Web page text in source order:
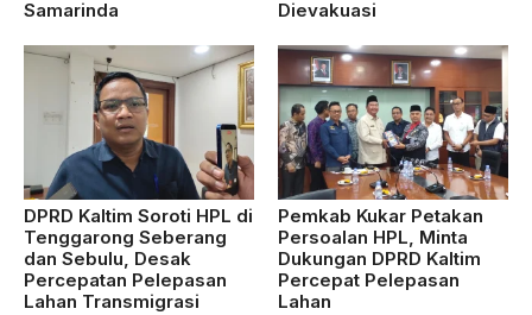
Samarinda
Dievakuasi
DPRD Kaltim Soroti HPL di
Tenggarong Seberang
dan Sebulu, Desak
Percepatan Pelepasan
Lahan Transmigrasi
Pemkab Kukar Petakan
Persoalan HPL, Minta
Dukungan DPRD Kaltim
Percepat Pelepasan
Lahan